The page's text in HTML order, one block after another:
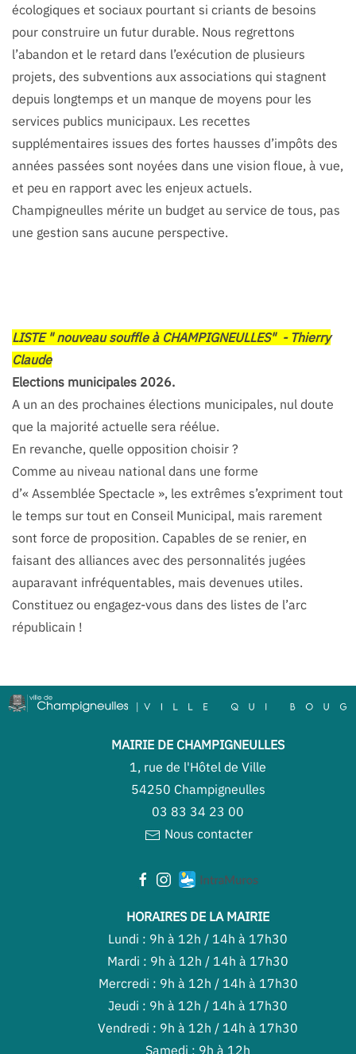
écologiques et sociaux pourtant si criants de besoins
pour construire un futur durable. Nous regrettons
l’abandon et le retard dans l’exécution de plusieurs
projets, des subventions aux associations qui stagnent
depuis longtemps et un manque de moyens pour les
services publics municipaux. Les recettes
supplémentaires issues des fortes hausses d’impôts des
années passées sont noyées dans une vision floue, à vue,
et peu en rapport avec les enjeux actuels.
Champigneulles mérite un budget au service de tous, pas
une gestion sans aucune perspective.
LISTE " nouveau souffle à CHAMPIGNEULLES" - Thierry
Claude
Elections municipales 2026.
A un an des prochaines élections municipales, nul doute
que la majorité actuelle sera réélue.
En revanche, quelle opposition choisir ?
Comme au niveau national dans une forme
d’« Assemblée Spectacle », les extrêmes s’expriment tout
le temps sur tout en Conseil Municipal, mais rarement
sont force de proposition. Capables de se renier, en
faisant des alliances avec des personnalités jugées
auparavant infréquentables, mais devenues utiles.
Constituez ou engagez-vous dans des listes de l’arc
républicain !
MAIRIE DE CHAMPIGNEULLES
1, rue de l'Hôtel de Ville
54250 Champigneulles
03 83 34 23 00
Nous contacter
HORAIRES DE LA MAIRIE
Lundi : 9h à 12h / 14h à 17h30
Mardi : 9h à 12h / 14h à 17h30
Mercredi : 9h à 12h / 14h à 17h30
Jeudi : 9h à 12h / 14h à 17h30
Vendredi : 9h à 12h / 14h à 17h30
Samedi : 9h à 12h